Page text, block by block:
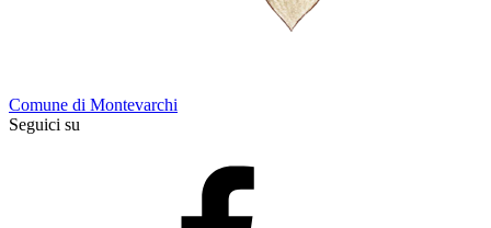
Comune di Montevarchi
Seguici su